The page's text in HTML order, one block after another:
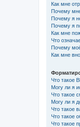
Как мне
Почему
Почему я
Почему я
Как мне
Что
Почему
Как мне
Что такое
Могу ли я
Что такое
Могу ли я
Что такое
Что такое
Что такое